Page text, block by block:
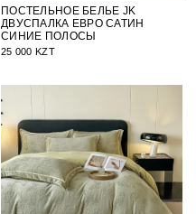
ПОСТЕЛЬНОЕ БЕЛЬЕ JK
ДВУСПАЛКА ЕВРО САТИН
СИНИЕ ПОЛОСЫ
25 000 KZT